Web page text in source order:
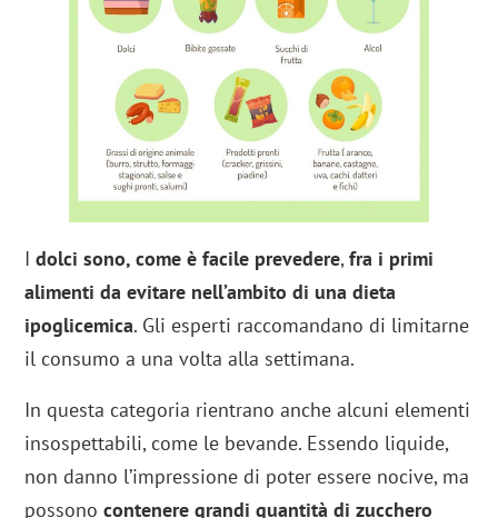
Idolci sono, come è facile prevedere,fra i primi
alimenti da evitare nell’ambito di una dieta
ipoglicemica. Gli esperti raccomandano di limitarne
il consumo a una volta alla settimana.
In questa categoria rientrano anche alcuni elementi
insospettabili, come le bevande. Essendo liquide,
non danno l’impressione di poter essere nocive, ma
possonocontenere grandi quantità di zucchero